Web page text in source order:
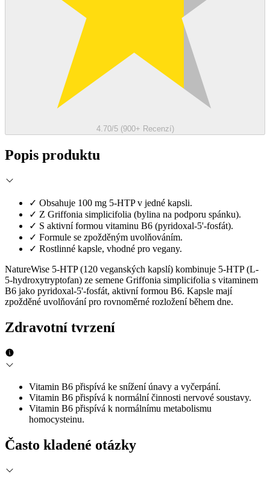
4.70/5 (900+ Recenzí)
Popis produktu
✓ Obsahuje 100 mg 5-HTP v jedné kapsli.
✓ Z Griffonia simplicifolia (bylina na podporu spánku).
✓ S aktivní formou vitaminu B6 (pyridoxal-5'-fosfát).
✓ Formule se zpožděným uvolňováním.
✓ Rostlinné kapsle, vhodné pro vegany.
NatureWise 5-HTP (120 veganských kapslí) kombinuje 5-HTP (L-
5-hydroxytryptofan) ze semene Griffonia simplicifolia s vitaminem
B6 jako pyridoxal-5'-fosfát, aktivní formou B6. Kapsle mají
zpožděné uvolňování pro rovnoměrné rozložení během dne.
Zdravotní tvrzení
Vitamin B6 přispívá ke snížení únavy a vyčerpání.
Vitamin B6 přispívá k normální činnosti nervové soustavy.
Vitamin B6 přispívá k normálnímu metabolismu
homocysteinu.
Často kladené otázky